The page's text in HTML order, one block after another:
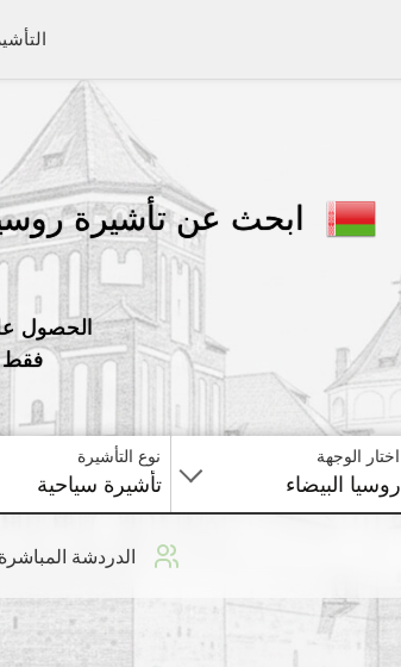
ابحث عن تأشيرة
الحصول
فقط
اختار الوجهة
روسيا البيضاء
نوع التأشيرة
تأشيرة سياحية
الدردشة المباشرة